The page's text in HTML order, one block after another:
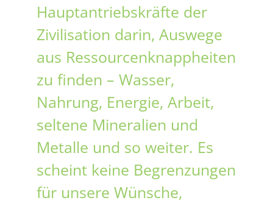
Hauptantriebskräfte der
Zivilisation darin, Auswege
aus Ressourcenknappheiten
zu finden – Wasser,
Nahrung, Energie, Arbeit,
seltene Mineralien und
Metalle und so weiter. Es
scheint keine Begrenzungen
für unsere Wünsche,